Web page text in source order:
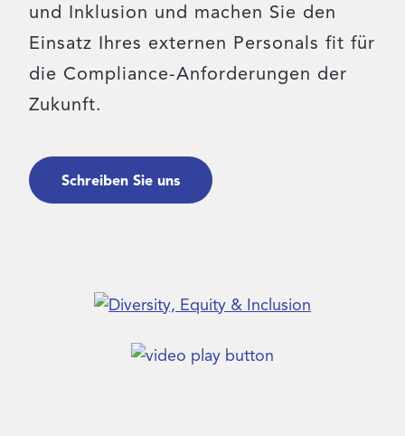
Login
Kontakt
und Inklusion und machen Sie den
Einsatz Ihres externen Personals fit für
die Compliance-Anforderungen der
Zukunft.
Schreiben Sie uns